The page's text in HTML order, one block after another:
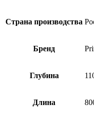
Страна производства
Бренд
Глубина
Длина